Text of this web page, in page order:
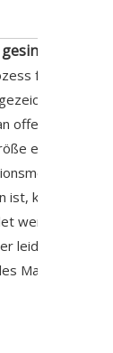
führt zu
offenen
erfordern.
ist, kann es für
werden, ohne
leiden.
Material für